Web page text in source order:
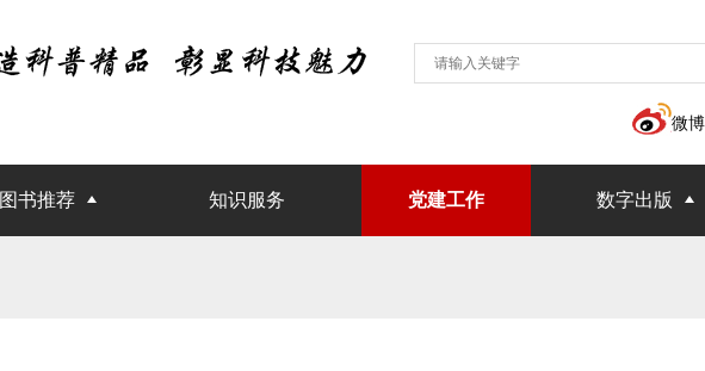
微博
图书推荐 知识服务 党建工作 数字出版